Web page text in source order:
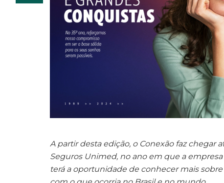
A partir desta edição, o Conexão faz chegar
Seguros Unimed, no ano em que a
terá a oportunidade de conhecer mais